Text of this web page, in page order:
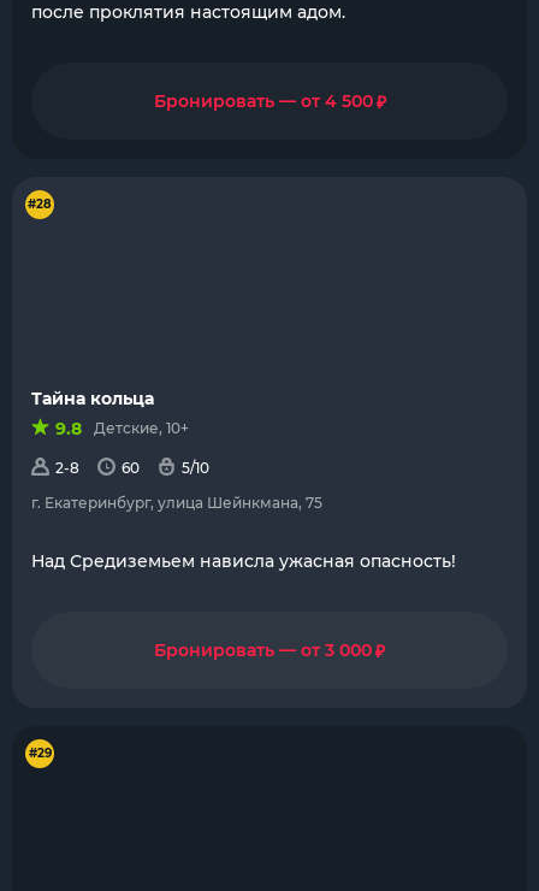
после проклятия настоящим адом.
Бронировать — от 4 500₽
#28
Тайна кольца
9.8
Детские, 10+
2-8 60
5/10
г. Екатеринбург, улица Шейнкмана, 75
Над Средиземьем нависла ужасная опасность!
Бронировать — от 3 000₽
#29